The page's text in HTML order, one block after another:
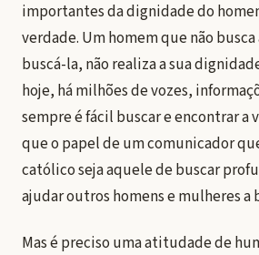
importantes da dignidade do
verdade. Um homem que não
buscá-la, não realiza a sua
hoje, há milhões de vozes,
sempre é fácil buscar e encontrar a
que o papel de um comunicador
católico seja aquele de buscar
ajudar outros homens e mulheres a
Mas é preciso uma atitudade de